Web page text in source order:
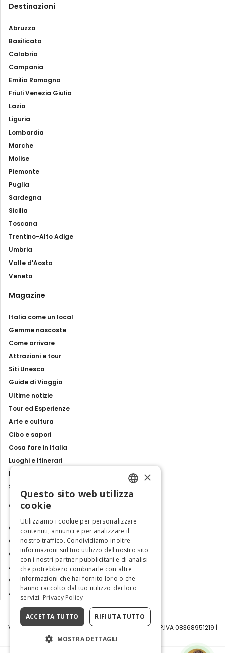
Destinazioni
Abruzzo
Basilicata
Calabria
Campania
Emilia Romagna
Friuli Venezia Giulia
Lazio
Liguria
Lombardia
Marche
Molise
Piemonte
Puglia
Sardegna
Sicilia
Toscana
Trentino-Alto Adige
Umbria
Valle d'Aosta
Veneto
Magazine
Italia come un local
Gemme nascoste
Come arrivare
Attrazioni e tour
Siti Unesco
Guide di Viaggio
Ultime notizie
Tour ed Esperienze
Arte e cultura
Cibo e sapori
Cosa fare in Italia
Luoghi e Itinerari
Mostre, eventi e spettacoli
Storie e tradizioni
Contatti
Chi siamo
Collabora con noi
Contatti
Ambasciatrice dell'Eccellenza
Osservatorio Turismo
Area Riservata
Visit Italy Srl | Via Filippo Argelati, 10, 20143 Milano | P.IVA 08368951219 |
ENGLISH
ITALIAN
×
Questo sito web utilizza
cookie
Utilizziamo i cookie per personalizzare
contenuti, annunci e per analizzare il
nostro traffico. Condividiamo inoltre
informazioni sul tuo utilizzo del nostro sito
con i nostri partner pubblicitari e di analisi
che potrebbero combinarle con altre
informazioni che hai fornito loro o che
hanno raccolto dal tuo utilizzo dei loro
servizi. Privacy Policy
ACCETTA TUTTO RIFIUTA TUTTO
MOSTRA DETTAGLI